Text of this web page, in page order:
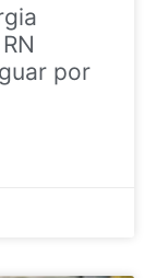
por